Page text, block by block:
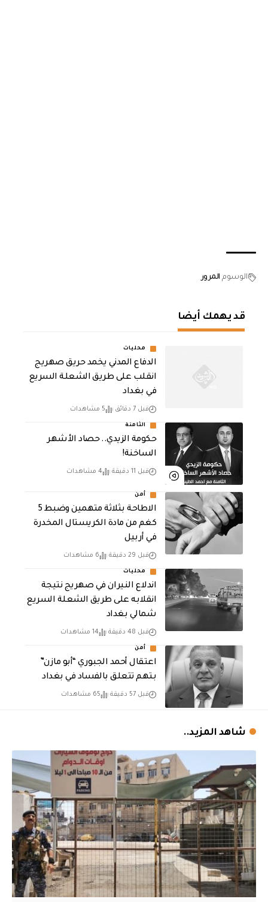
الوسوم المرور
قد يهمك أيضا
محليات
الدفاع المدني يخمد حريق صهريج
انقلب على طريق الشعلة السريع
في بغداد
قبل 7 دقائق 5 مشاهدات
الثامنة
حكومة الزيدي.. حصاد الأشهر
الساخنة!
قبل 11 دقيقة 4 مشاهدات
أمن
الاطاحة بثلاثة متهمين وضبط 5
كغم من مادة الكريستال المخدرة ​
في أربيل
قبل 29 دقيقة 6 مشاهدات
محليات
اندلاع النيران في صهريج نتيجة
انقلابه على طريق الشعلة السريع
شمالي بغداد
قبل 48 دقيقة 14 مشاهدات
أمن
اعتقال أحمد الجبوري “أبو مازن”
بتهم تتعلق بالفساد في بغداد
قبل 57 دقيقة 65 مشاهدات
شاهد المزيد..